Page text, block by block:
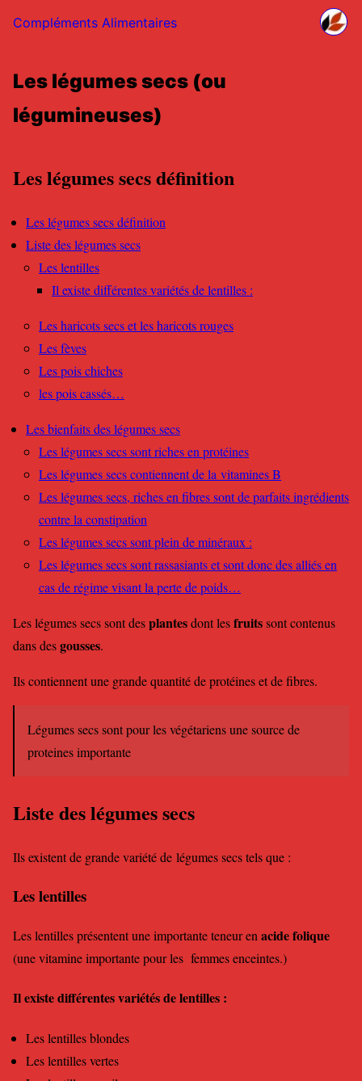
Compléments Alimentaires
Les légumes secs (ou
légumineuses)
Les légumes secs définition
Les légumes secs définition
Liste des légumes secs
Les lentilles
Il existe différentes variétés de lentilles :
Les haricots secs et les haricots rouges
Les fèves
Les pois chiches
les pois cassés…
Les bienfaits des légumes secs
Les légumes secs sont riches en protéines
Les légumes secs contiennent de la vitamines B
Les légumes secs, riches en fibres sont de parfaits ingrédients
contre la constipation
Les légumes secs sont plein de minéraux :
Les légumes secs sont rassasiants et sont donc des alliés en
cas de régime visant la perte de poids…
Les légumes secs sont desplantesdont lesfruitssont contenus
dans desgousses.
Ils contiennent une grande quantité de protéines et de fibres.
Légumes secs sont pour les végétariens une source de
proteines importante
Liste des légumes secs
Ils existent de grande variété de légumes secs tels que :
Les lentilles
Les lentilles présentent une importante teneur en acide folique
(une vitamine importante pour les femmes enceintes.)
Il existe différentes variétés de lentilles :
Les lentilles blondes
Les lentilles vertes